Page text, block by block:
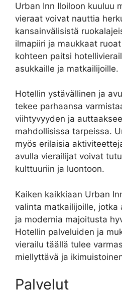
Urban Inn Iloiloon kuuluu
vieraat voivat nauttia
kansainvälisistä
ilmapiiri ja maukkaat
kohteen paitsi
asukkaille ja matkailijoille.
Hotellin ystävällinen ja
tekee parhaansa
viihtyvyyden ja
mahdollisissa tarpeissa.
myös erilaisia
avulla vierailijat voivat
kulttuuriin ja luontoon.
Kaiken kaikkiaan Urban
valinta matkailijoille, jotka
ja modernia majoitusta
Hotellin palveluiden ja
vierailu täällä tulee
miellyttävä ja
Palvelut